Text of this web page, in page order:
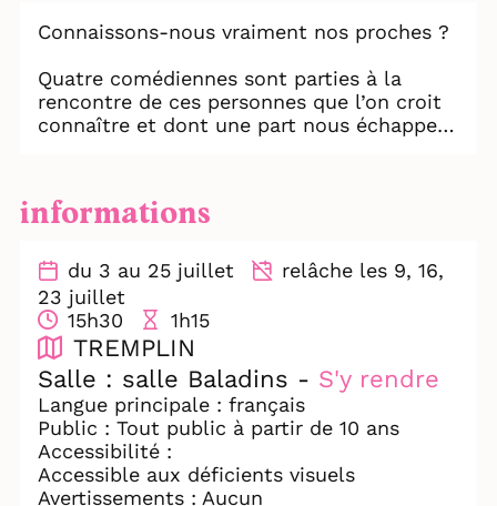
Connaissons-nous vraiment nos proches ?
Quatre comédiennes sont parties à la
rencontre de ces personnes que l’on croit
connaître et dont une part nous échappe
Leurs réponses les ont menées bien au-
vivants, mis en scène avec tendresse, qui
se répondent, se chantent, se dansent,
dans une harmonie vivante qui donne chair
aux récits.
À travers une fresque théâtrale
documentaire puissante, la pièce dépasse
le simple recueil de témoignages pour
interroger ce que chacun laisse derrière
soi. Par fragments intimes, elle révèle le fil
invisible qui relie les générations :
informations
du 3 au 25 juillet
relâche les 9, 16,
23 juillet
15h30
1h15
TREMPLIN
Salle : salle Baladins - S'y rendre
Langue principale : français
Public : Tout public à partir de 10 ans
Accessibilité :
Accessible aux déficients visuels
Avertissements : Aucun